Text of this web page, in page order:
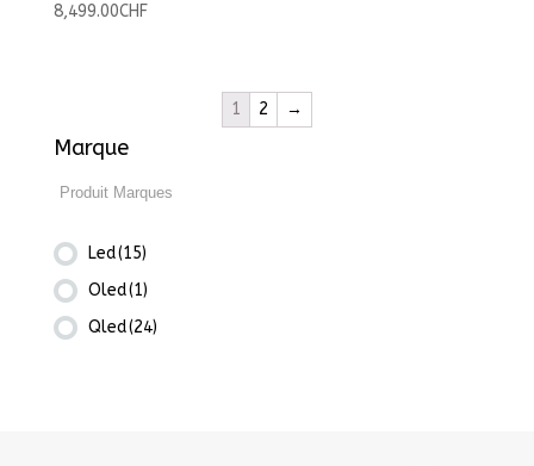
8,499.00CHF
1 2 →
Marque
Led(15)
Oled(1)
Qled(24)